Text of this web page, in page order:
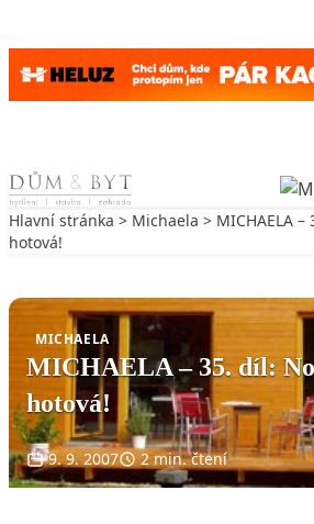
Skip to content
Hlavní stránka > Michaela > MICHAELA
hotová!
MICHAELA
MICHAELA – 35. díl:
hotová!
9. 9. 2007 2 min. čtení